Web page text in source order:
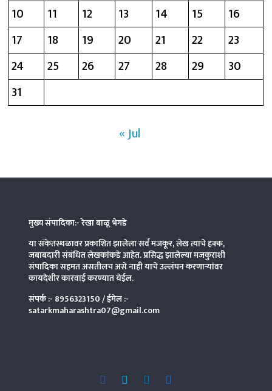
10
11 12 13 14 15
16
17
18 19 20 21 22
23
24
25 26 27 28 29
30
31
« Jul
मुख्य संपादिका:- रेखा बाळू भेगडे
या संकेतस्थळावर प्रकाशित झालेला सर्व मजकूर, लेख त्याचे हक्क,
जबाबदारी संबंधित लेखकांकडे आहेत. प्रसिद्ध झालेल्या मजकुराशी
संपादिकासहमत असतीलच असे नाही याचे उल्लंघन करणाऱ्यांवर
कायदेशीर कारवाई करण्यात येईल.
संपर्क :- 8956323150/ ईमेल :-
satarkmaharashtra07@gmail.com